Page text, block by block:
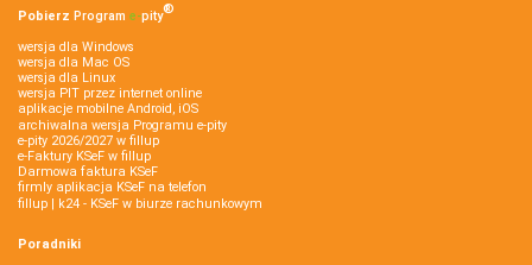
Pobierz Program e‑pity®
wersja dla Windows
wersja dla Mac OS
wersja dla Linux
wersja PIT przez internet online
aplikacje mobilne Android, iOS
archiwalna wersja Programu e-pity
e-pity 2026/2027 w fillup
e‑Faktury KSeF w fillup
Darmowa faktura KSeF
firmly aplikacja KSeF na telefon
fillup | k24 - KSeF w biurze rachunkowym
Poradniki